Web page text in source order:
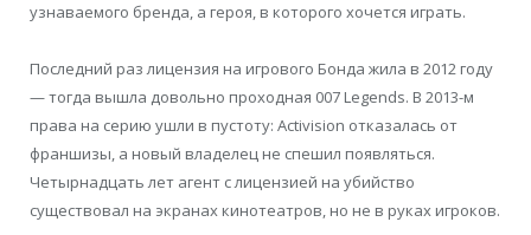
узнаваемого бренда, а героя, в которого хочется играть.
Последний раз лицензия на игрового Бонда жила в 2012 году
— тогда вышла довольно проходная 007 Legends. В 2013-м
права на серию ушли в пустоту: Activision отказалась от
франшизы, а новый владелец не спешил появляться.
Четырнадцать лет агент с лицензией на убийство
существовал на экранах кинотеатров, но не в руках игроков.